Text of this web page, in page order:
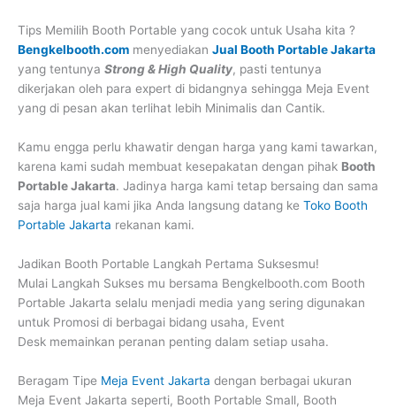
Tips Memilih Booth Portable yang cocok untuk Usaha kita ?
Bengkelbooth.com menyediakan Jual Booth Portable Jakarta
yang tentunya Strong & High Quality, pasti tentunya
dikerjakan oleh para expert di bidangnya sehingga Meja Event
yang di pesan akan terlihat lebih Minimalis dan Cantik.
Kamu engga perlu khawatir dengan harga yang kami tawarkan,
karena kami sudah membuat kesepakatan dengan pihak Booth
Portable Jakarta. Jadinya harga kami tetap bersaing dan sama
saja harga jual kami jika Anda langsung datang ke Toko Booth
Portable Jakarta rekanan kami.
Jadikan Booth Portable Langkah Pertama Suksesmu!
Mulai Langkah Sukses mu bersama Bengkelbooth.com Booth
Portable Jakarta selalu menjadi media yang sering digunakan
untuk Promosi di berbagai bidang usaha, Event
Desk memainkan peranan penting dalam setiap usaha.
Beragam Tipe Meja Event Jakarta dengan berbagai ukuran
Meja Event Jakarta seperti, Booth Portable Small, Booth